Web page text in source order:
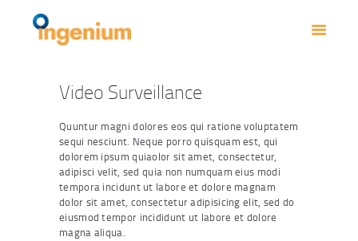
NOSOTROS
CONTACTO
Video Surveillance
Quuntur magni dolores eos qui ratione voluptatem
sequi nesciunt. Neque porro quisquam est, qui
dolorem ipsum quiaolor sit amet, consectetur,
adipisci velit, sed quia non numquam eius modi
tempora incidunt ut labore et dolore magnam
dolor sit amet, consectetur adipisicing elit, sed do
eiusmod tempor incididunt ut labore et dolore
magna aliqua.